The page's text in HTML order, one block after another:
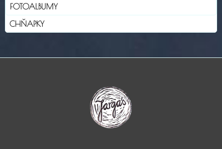
FOTOALBUMY
CHŇAPKY